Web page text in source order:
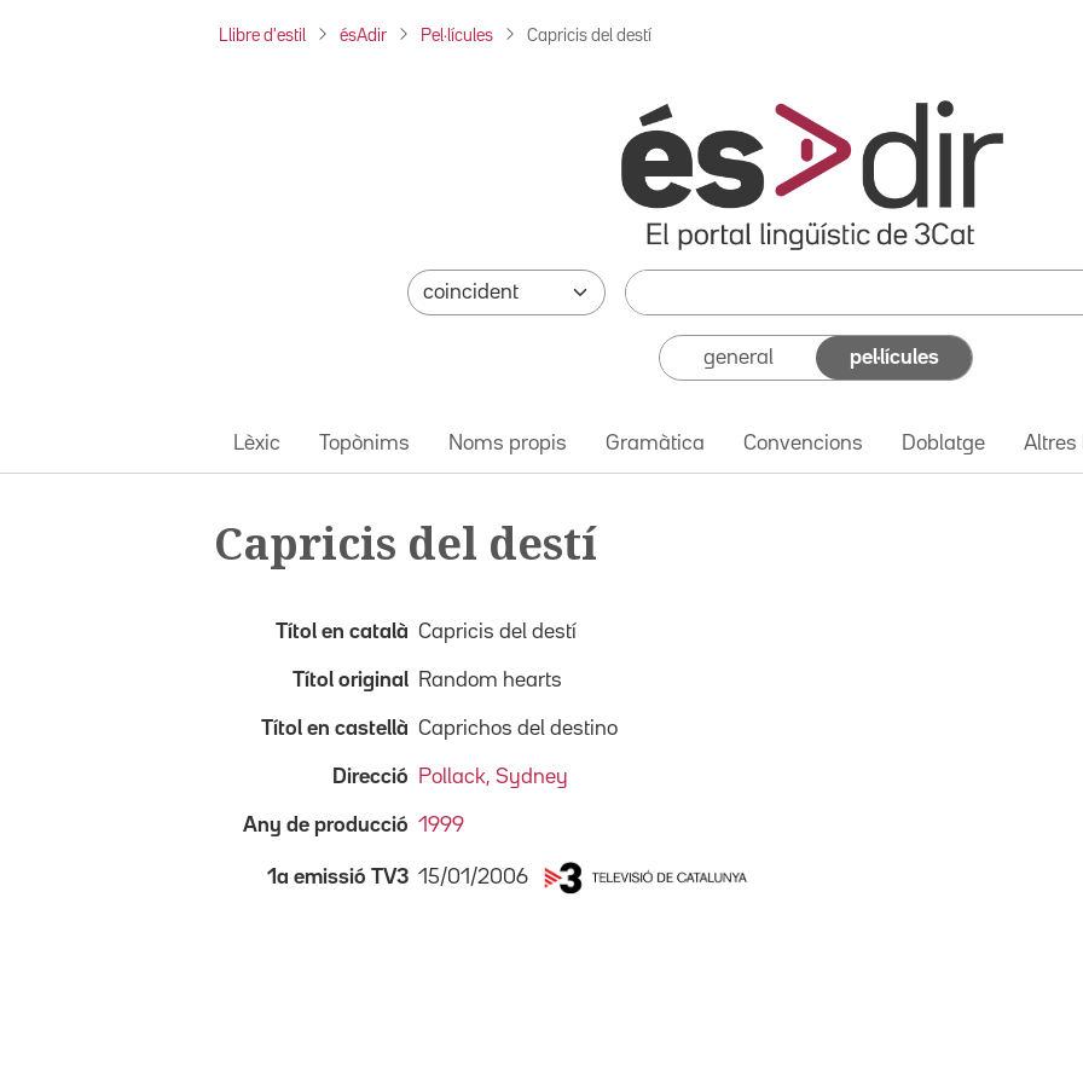
Llibre d'estil ésAdir Pel·lícules Capricis del destí
general pel·lícules
Lèxic Topònims Noms propis Gramàtica Convencions Doblatge Altres
Capricis del destí
Títol en català Capricis del destí
Títol original Random hearts
Títol en castellà Caprichos del destino
Direcció Pollack, Sydney
Any de producció 1999
1a emissió TV3 15/01/2006